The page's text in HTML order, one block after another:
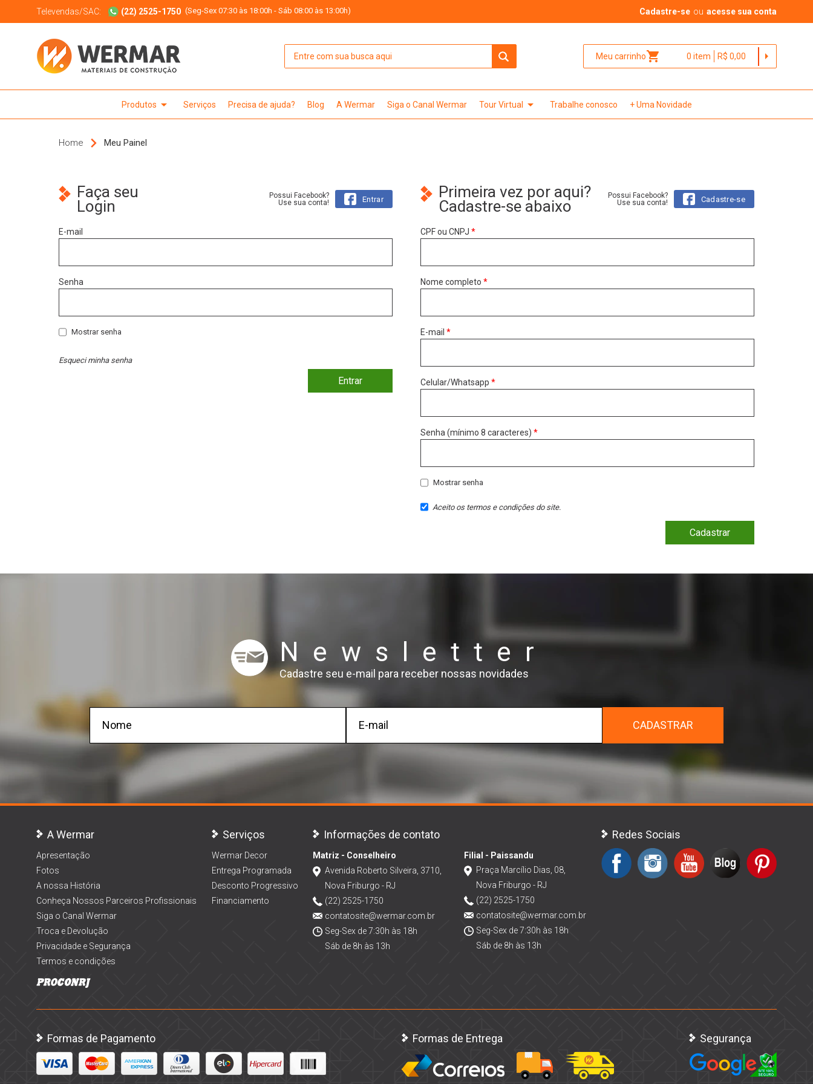
Televendas/SAC: (22) 2525-1750 (Seg-Sex 07:30 às 18:00h - Sáb 08:00 às 13:00h) Cadastre-se ou acesse sua conta
Meu carrinhoshopping_cart 0item R$ 0,00 arrow_right
Produtos arrow_drop_down Serviços Precisa de ajuda? Blog A Wermar Siga o Canal Wermar Tour Virtual arrow_drop_down Trabalhe conosco + Uma Novidade
Home Meu Painel
Faça seu
Login
Possui Facebook?
Use sua conta!
Entrar
E-mail
Senha
Mostrar senha
Esqueci minha senha
Entrar
Primeira vez por aqui?
Cadastre-se abaixo
Possui Facebook?
Use sua conta!
Cadastre-se
CPF ou CNPJ *
Nome completo *
E-mail *
Celular/Whatsapp *
Senha (mínimo 8 caracteres) *
Mostrar senha
Aceito os termos e condiçõesdo site.
Cadastrar
Newsletter
Cadastre seu e-mail para receber nossas novidades
CADASTRAR
A Wermar
Apresentação
Fotos
A nossa História
Conheça Nossos Parceiros Profissionais
Siga o Canal Wermar
Troca e Devolução
Privacidade e Segurança
Termos e condições
Serviços
Wermar Decor
Entrega Programada
Desconto Progressivo
Financiamento
Informações de contato
Matriz - Conselheiro
Avenida Roberto Silveira, 3710,
Nova Friburgo - RJ
(22) 2525-1750
contatosite@wermar.com.br
Seg-Sex de 7:30h às 18h
Sáb de 8h às 13h
Filial - Paissandu
Praça Marcílio Dias, 08,
Nova Friburgo - RJ
(22) 2525-1750
contatosite@wermar.com.br
Seg-Sex de 7:30h às 18h
Sáb de 8h às 13h
Redes Sociais
Formas de Pagamento Formas de Entrega Segurança